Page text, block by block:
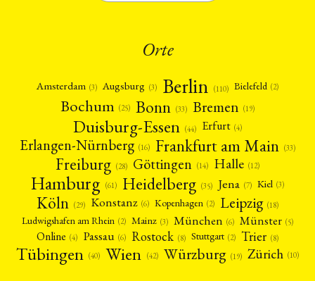
Orte
Amsterdam (3) Augsburg (3) Berlin (110) Bielefeld (2)
Bochum (25) Bonn (33) Bremen (19)
Duisburg-Essen (44) Erfurt (4)
Erlangen-Nürnberg (16) Frankfurt am Main (33)
Freiburg (28) Göttingen (14) Halle (12)
Hamburg (61) Heidelberg (35) Jena (7) Kiel (3)
Köln (29) Konstanz (6) Kopenhagen (2) Leipzig (18)
Ludwigshafen am Rhein (2) Mainz (3) München (6) Münster (5)
Online (4) Passau (6) Rostock (8) Stuttgart (2) Trier (8)
Tübingen (40) Wien (42) Würzburg (19) Zürich (10)